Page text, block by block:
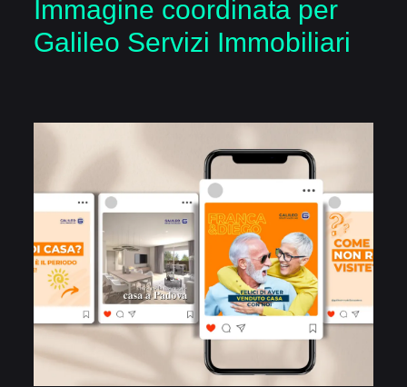
Immagine coordinata per
Galileo Servizi Immobiliari
Gestione social per
Galileo Servizi
Immobiliari